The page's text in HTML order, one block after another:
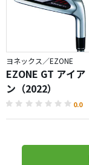
ヨネックス／EZONE
EZONE GT アイア
ン（2022）
0.0